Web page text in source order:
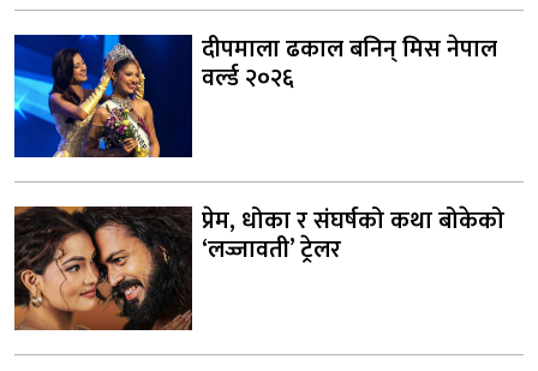
दीपमाला ढकाल बनिन् मिस नेपाल
वर्ल्ड २०२६
प्रेम, धोका र संघर्षको कथा बोकेको
‘लज्जावती’ ट्रेलर